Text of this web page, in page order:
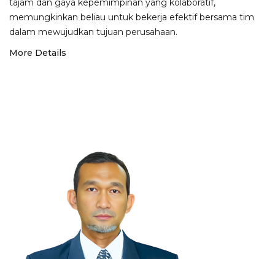
tajam dan gaya kepemimpinan yang kolaboratif,
memungkinkan beliau untuk bekerja efektif bersama tim
dalam mewujudkan tujuan perusahaan.
More Details